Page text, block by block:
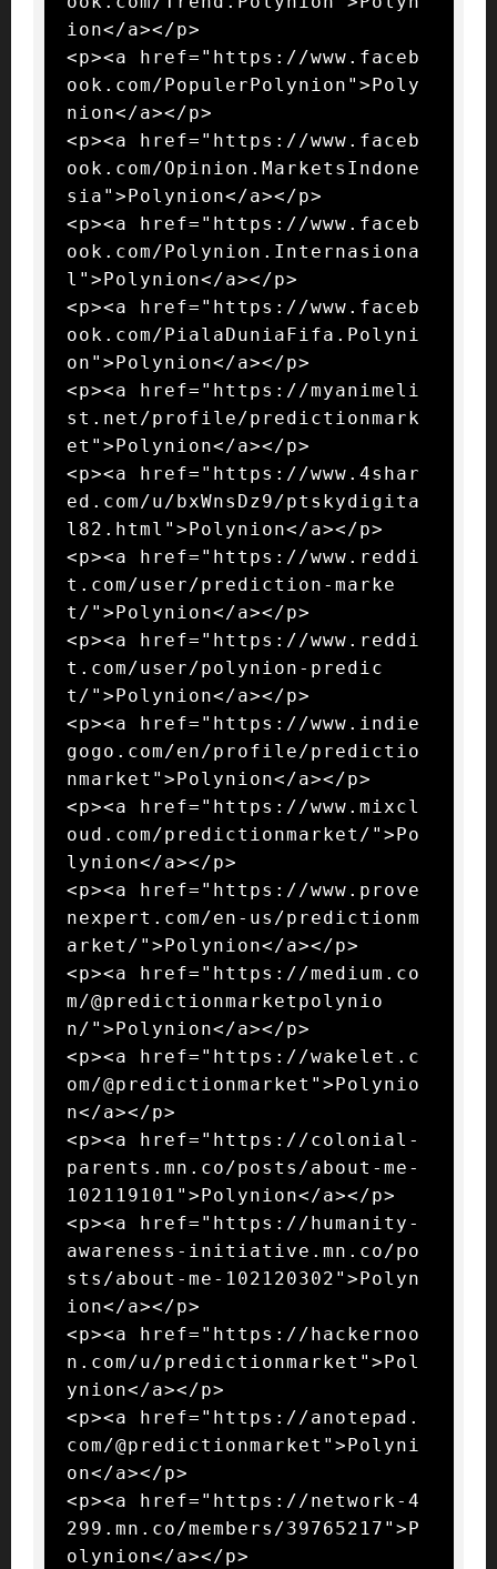
ion</a></p>
<p><a href="https://www.faceb
ook.com/PopulerPolynion">Poly
nion</a></p>
<p><a href="https://www.faceb
ook.com/Opinion.MarketsIndone
sia">Polynion</a></p>
<p><a href="https://www.faceb
ook.com/Polynion.Internasiona
l">Polynion</a></p>
<p><a href="https://www.faceb
ook.com/PialaDuniaFifa.Polyni
on">Polynion</a></p>
<p><a href="https://myanimeli
st.net/profile/predictionmark
et">Polynion</a></p>
<p><a href="https://www.4shar
ed.com/u/bxWnsDz9/ptskydigita
l82.html">Polynion</a></p>
<p><a href="https://www.reddi
t.com/user/prediction-marke
t/">Polynion</a></p>
<p><a href="https://www.reddi
t.com/user/polynion-predic
t/">Polynion</a></p>
<p><a href="https://www.indie
gogo.com/en/profile/predictio
nmarket">Polynion</a></p>
<p><a href="https://www.mixcl
oud.com/predictionmarket/">Po
lynion</a></p>
<p><a href="https://www.prove
nexpert.com/en-us/predictionm
arket/">Polynion</a></p>
<p><a href="https://medium.co
m/@predictionmarketpolynio
n/">Polynion</a></p>
<p><a href="https://wakelet.c
om/@predictionmarket">Polynio
n</a></p>
<p><a href="https://colonial-
parents.mn.co/posts/about-me-
102119101">Polynion</a></p>
<p><a href="https://humanity-
awareness-initiative.mn.co/po
sts/about-me-102120302">Polyn
ion</a></p>
<p><a href="https://hackernoo
n.com/u/predictionmarket">Pol
ynion</a></p>
<p><a href="https://anotepad.
com/@predictionmarket">Polyni
on</a></p>
<p><a href="https://network-4
299.mn.co/members/39765217">P
olynion</a></p>